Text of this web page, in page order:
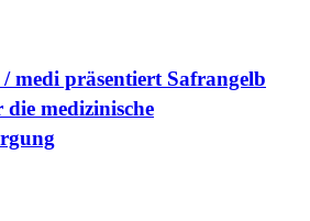
medi präsentiert Safrangelb
medizinische